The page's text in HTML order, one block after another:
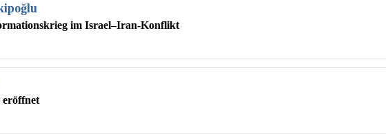
im Israel–Iran-Konflikt